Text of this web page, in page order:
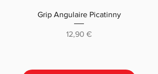
Grip Angulaire Picatinny
Prix
12,90 €